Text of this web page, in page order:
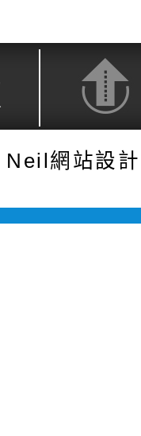
Neil網站設